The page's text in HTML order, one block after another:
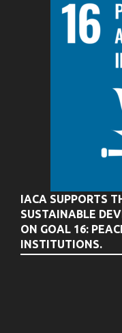
IACA SUPPORTS
SUSTAINABLE
ON GOAL 16:
INSTITUTIONS.